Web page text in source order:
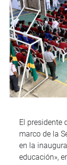
El presidente
marco de la
en la
educación»,